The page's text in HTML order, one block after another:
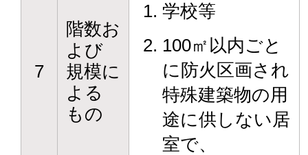
7
階数お
よび
規模に
よる
もの
学校等
100㎡以内ごと
に防火区画され
特殊建築物の用
途に供しない居
室で、